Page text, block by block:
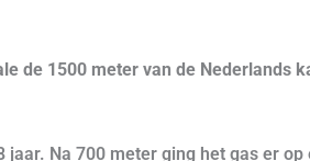
de 1500 meter van de Nederlands
Na 700 meter ging het gas er